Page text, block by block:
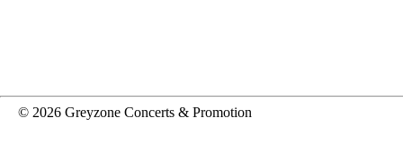
© 2026 Greyzone Concerts & Promotion